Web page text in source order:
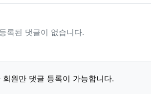
등록된 댓글이 없습니다.
회원만 댓글 등록이 가능합니다.